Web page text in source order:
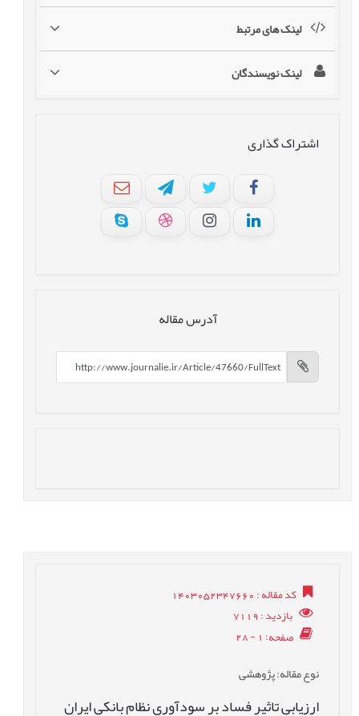
لینک های مرتبط
لینک نویسندگان
اشتراک گذاری
آدرس مقاله
کد مقاله: 1403052347660
بازدید: 7119
صفحه: 1 - 28
نوع مقاله: پژوهشی
ارزیابی تاثیر فساد بر سودآوری نظام بانکی ایران